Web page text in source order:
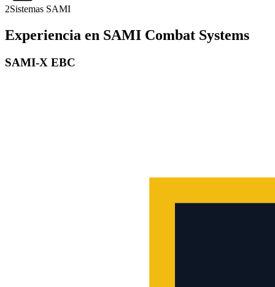
2Sistemas SAMI
Experiencia en SAMI Combat Systems
SAMI-X EBC